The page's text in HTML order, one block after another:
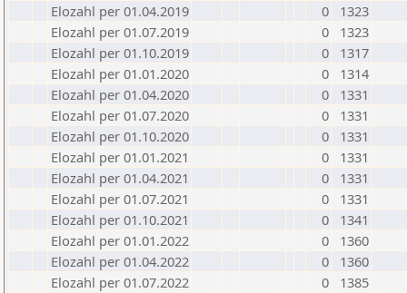
Elozahl per 01.04.2019
0
1323
Elozahl per 01.07.2019
0
1323
Elozahl per 01.10.2019
0
1317
Elozahl per 01.01.2020
0
1314
Elozahl per 01.04.2020
0
1331
Elozahl per 01.07.2020
0
1331
Elozahl per 01.10.2020
0
1331
Elozahl per 01.01.2021
0
1331
Elozahl per 01.04.2021
0
1331
Elozahl per 01.07.2021
0
1331
Elozahl per 01.10.2021
0
1341
Elozahl per 01.01.2022
0
1360
Elozahl per 01.04.2022
0
1360
Elozahl per 01.07.2022
0
1385